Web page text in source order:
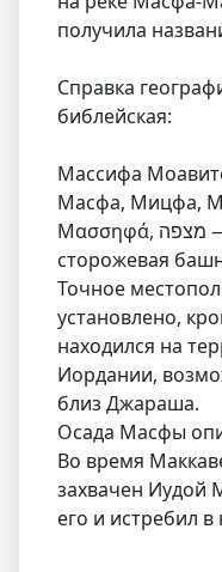
получила
Справка
библейская:
Массифа
Масфа, Мицфа,
Μασσηφά, מצפה — то есть «вышка,
сторожевая
Точное
установлено,
находился на
Иордании,
близ Джараша.
Осада Масфы
Во время
захвачен Иудой
его и истребил